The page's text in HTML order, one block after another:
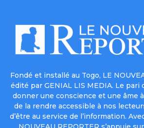
Fondé et installé au Togo, LE
édité par GENIAL LIS MEDIA. Le pari
donner une conscience et une âme
de la rendre accessible à nos
d’être au service de l’information.